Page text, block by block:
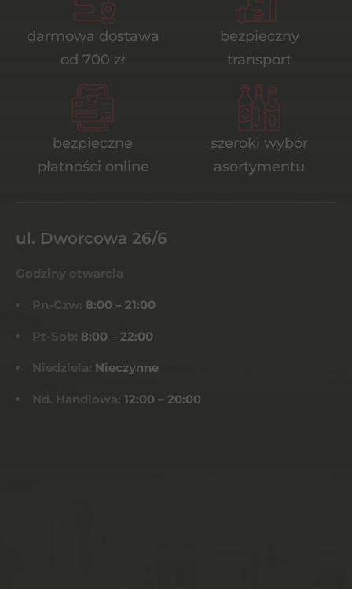
darmowa dostawa
od 700 zł
bezpieczny
transport
bezpieczne
płatności online
szeroki wybór
asortymentu
ul. Dworcowa 26/6
Godziny otwarcia
Pn-Czw: 8:00 – 21:00
Pt-Sob: 8:00 – 22:00
Niedziela: Nieczynne
Nd. Handlowa: 12:00 – 20:00